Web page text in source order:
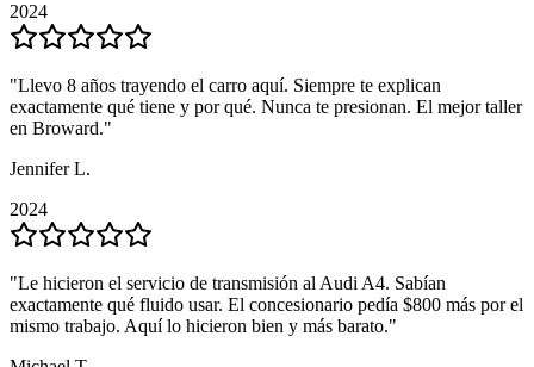
2024
"Llevo 8 años trayendo el carro aquí. Siempre te explican
exactamente qué tiene y por qué. Nunca te presionan. El mejor taller
en Broward."
Jennifer L.
2024
"Le hicieron el servicio de transmisión al Audi A4. Sabían
exactamente qué fluido usar. El concesionario pedía $800 más por el
mismo trabajo. Aquí lo hicieron bien y más barato."
2024
"Llevo 8 años trayendo el carro aquí. Siempre te explican
exactamente qué tiene y por qué. Nunca te presionan. El mejor taller
en Broward."
Jennifer L.
2024
"Le hicieron el servicio de transmisión al Audi A4. Sabían
exactamente qué fluido usar. El concesionario pedía $800 más por el
mismo trabajo. Aquí lo hicieron bien y más barato."